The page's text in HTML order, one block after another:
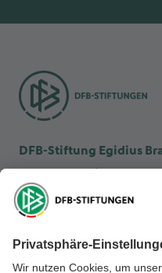
DFB-Stiftung Egidius
DFB-Stiftung Sepp